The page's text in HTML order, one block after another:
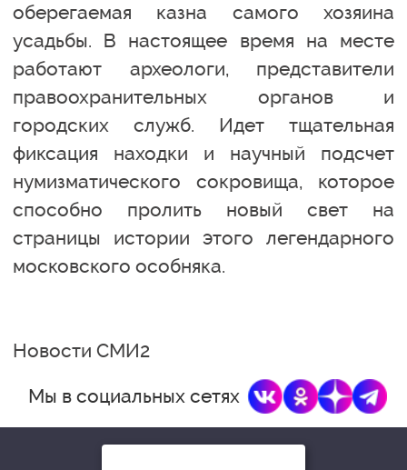
оберегаемая казна самого хозяина
усадьбы. В настоящее время на месте
работают археологи, представители
правоохранительных органов и
городских служб. Идет тщательная
фиксация находки и научный подсчет
нумизматического сокровища, которое
способно пролить новый свет на
страницы истории этого легендарного
московского особняка.
Новости СМИ2
Мы в социальных сетях